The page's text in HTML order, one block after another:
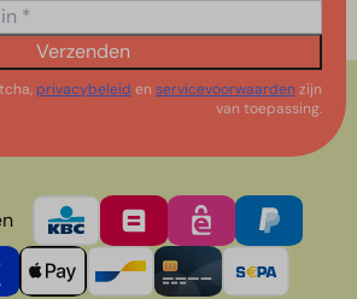
Verzenden
privacybeleid enservicevoorwaarden zijn
van toepassing.